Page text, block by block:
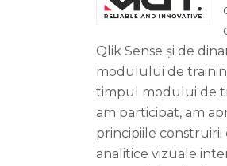
Qlik Sense și de
modulului de
timpul modului de
am participat, am
principiile construirii
analitice vizuale